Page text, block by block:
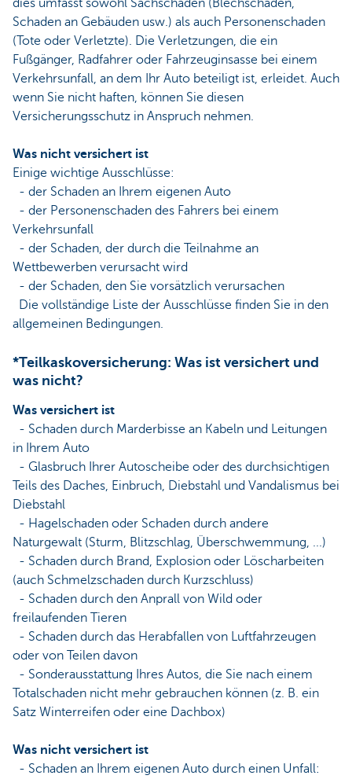
dies umfasst sowohl Sachschaden (Blechschaden,
Schaden an Gebäuden usw.) als auch Personenschaden
(Tote oder Verletzte). Die Verletzungen, die ein
Fußgänger, Radfahrer oder Fahrzeuginsasse bei einem
Verkehrsunfall, an dem Ihr Auto beteiligt ist, erleidet. Auch
wenn Sie nicht haften, können Sie diesen
Versicherungsschutz in Anspruch nehmen.
Was nicht versichert ist
Einige wichtige Ausschlüsse:
- der Schaden an Ihrem eigenen Auto
- der Personenschaden des Fahrers bei einem
Verkehrsunfall
- der Schaden, der durch die Teilnahme an
Wettbewerben verursacht wird
- der Schaden, den Sie vorsätzlich verursachen
Die vollständige Liste der Ausschlüsse finden Sie in den
allgemeinen Bedingungen.
*Teilkaskoversicherung: Was ist versichert und
was nicht?
Was versichert ist
- Schaden durch Marderbisse an Kabeln und Leitungen
in Ihrem Auto
- Glasbruch Ihrer Autoscheibe oder des durchsichtigen
Teils des Daches, Einbruch, Diebstahl und Vandalismus bei
Diebstahl
- Hagelschaden oder Schaden durch andere
Naturgewalt (Sturm, Blitzschlag, Überschwemmung, ...)
- Schaden durch Brand, Explosion oder Löscharbeiten
(auch Schmelzschaden durch Kurzschluss)
- Schaden durch den Anprall von Wild oder
freilaufenden Tieren
- Schaden durch das Herabfallen von Luftfahrzeugen
oder von Teilen davon
- Sonderausstattung Ihres Autos, die Sie nach einem
Totalschaden nicht mehr gebrauchen können (z. B. ein
Satz Winterreifen oder eine Dachbox)
Was nicht versichert ist
- Schaden an Ihrem eigenen Auto durch einen Unfall: